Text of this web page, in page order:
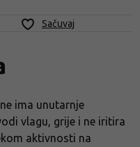
Sačuvaj
ima unutarnje
vlagu, grije i ne iritira
aktivnosti na